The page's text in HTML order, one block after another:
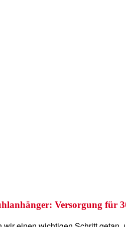
Versorgung für